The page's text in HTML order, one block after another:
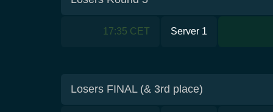
17:35 CET Server 1
Losers FINAL (& 3rd place)